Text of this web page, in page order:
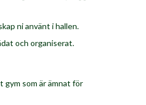
ni använt i hallen.
och organiserat.
gym som är ämnat för